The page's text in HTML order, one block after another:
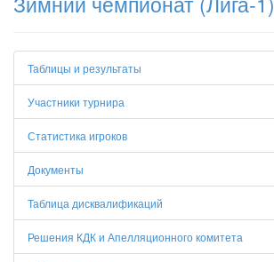
Таблицы и результаты
Участники турнира
Статистика игроков
Документы
Таблица дисквалификаций
Решения КДК и Апелляционного комитета